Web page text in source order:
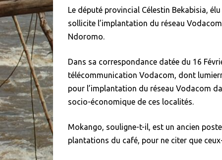
Le député provincial Célestin Bekabisia,
sollicite l’implantation du réseau
Ndoromo.
Dans sa correspondance datée du 16
télécommunication Vodacom, dont
pour l’implantation du réseau Vodacom
socio-économique de ces localités.
Mokango, souligne-t-il, est un ancien
plantations du café, pour ne citer que